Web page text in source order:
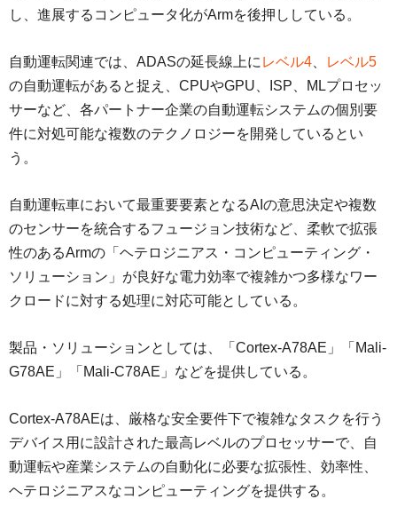
し、進展するコンピュータ化がArmを後押ししている。
自動運転関連では、ADASの延長線上に レベル4、
レベル5
の自動運転があると捉え、CPUやGPU、ISP、MLプロセッ
サーなど、各パートナー企業の自動運転システムの個別要
件に対処可能な複数のテクノロジーを開発しているとい
う。
自動運転車において最重要要素となるAIの意思決定や複数
のセンサーを統合するフュージョン技術など、柔軟で拡張
性のあるArmの「ヘテロジニアス・コンピューティング・
ソリューション」が良好な電力効率で複雑かつ多様なワー
クロードに対する処理に対応可能としている。
製品・ソリューションとしては、「Cortex-A78AE」「Mali-
G78AE」「Mali-C78AE」などを提供している。
Cortex-A78AEは、厳格な安全要件下で複雑なタスクを行う
デバイス用に設計された最高レベルのプロセッサーで、自
動運転や産業システムの自動化に必要な拡張性、効率性、
ヘテロジニアスなコンピューティングを提供する。